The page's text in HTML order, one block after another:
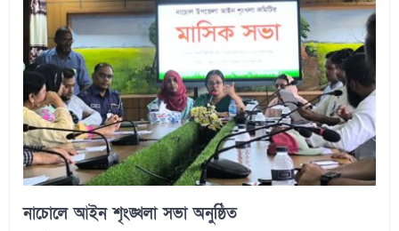
নাচোলে আইন শৃংঙ্খলা সভা অনুষ্ঠিত